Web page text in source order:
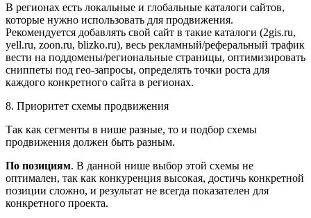
В регионах есть локальные и глобальные каталоги сайтов,
которые нужно использовать для продвижения.
Рекомендуется добавлять свой сайт в такие каталоги (2gis.ru,
yell.ru, zoon.ru, blizko.ru), весь рекламный/реферальный трафик
вести на поддомены/региональные страницы, оптимизировать
сниппеты под гео-запросы, определять точки роста для
каждого конкретного сайта в регионах.
8. Приоритет схемы продвижения
Так как сегменты в нише разные, то и подбор схемы
продвижения должен быть разным.
По позициям. В данной нише выбор этой схемы не
оптимален, так как конкуренция высокая, достичь конкретной
позиции сложно, и результат не всегда показателен для
конкретного проекта.